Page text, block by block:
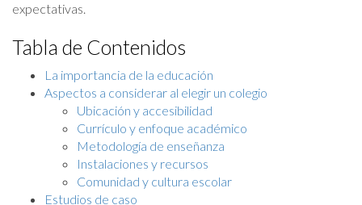
expectativas.
Tabla de Contenidos
La importancia de la educación
Aspectos a considerar al elegir un colegio
Ubicación y accesibilidad
Currículo y enfoque académico
Metodología de enseñanza
Instalaciones y recursos
Comunidad y cultura escolar
Estudios de caso